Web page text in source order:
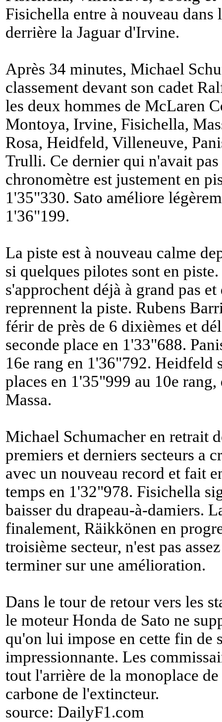
Fisichella entre à nouveau
derrière la Jaguar d'Irvine.
Après 34 minutes, Michael
classement devant son cadet
les deux hommes de McLaren
Montoya, Irvine, Fisichella,
Rosa, Heidfeld, Villeneuve,
Trulli. Ce dernier qui n'avait
chronomètre est justement en
1'35"330. Sato améliore
1'36"199.
La piste est à nouveau calme
si quelques pilotes sont en
s'approchent déjà à grand pas
reprennent la piste. Rubens
férir de près de 6 dixièmes et
seconde place en 1'33"688.
16e rang en 1'36"792. Heidfeld
places en 1'35"999 au 10e
Massa.
Michael Schumacher en retrait
premiers et derniers secteurs a
avec un nouveau record et fait
temps en 1'32"978. Fisichella
baisser du drapeau-à-damiers.
finalement, Räikkönen en
troisième secteur, n'est pas
terminer sur une amélioration.
Dans le tour de retour vers les
le moteur Honda de Sato ne
qu'on lui impose en cette fin de
impressionnante. Les
tout l'arrière de la monoplace
carbone de l'extincteur.
source: DailyF1.com